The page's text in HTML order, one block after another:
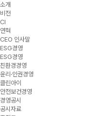
소개
비전
CI
연혁
CEO 인사말
ESG경영
ESG경영
친환경경영
윤리·인권경영
클린아이
안전보건경영
경영공시
공시자료